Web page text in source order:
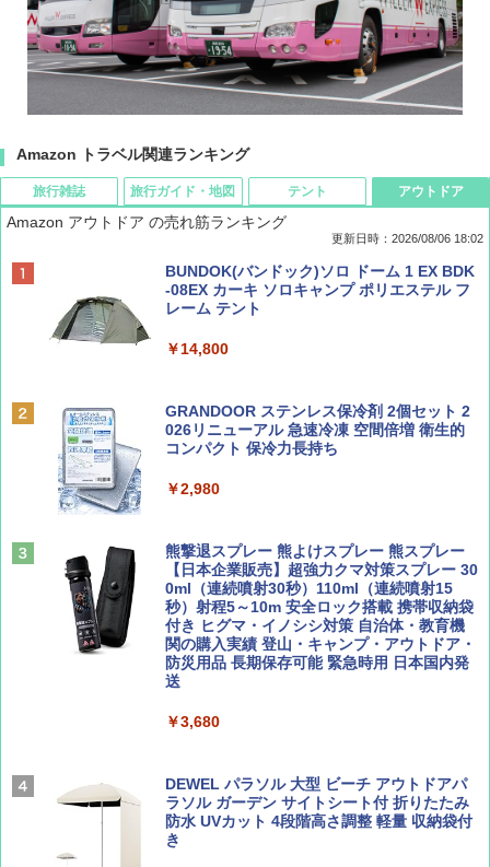
Amazon トラベル関連ランキング
旅行雑誌
ディズニーファン ２０２６年 ９月号 [雑
誌] (ＤＩＳＮＥＹ ＦＡＮ)
Coyote No.89 特集 星野道夫 夢見る旅
￥1,540
山と溪谷 2026年8月号「南アルプス大全」
￥1,540
AIRLINE（エアライン）2026年9月号【特
BE-PAL(ビ-パル) 2026年 9 月号【特別付録:
SOTO ミニマル"旅"財布 ランダム2種】
旅行ガイド・地図
D40 地球の歩き方 チェンマイ タイ北部の魅
力的な町 2026～2027 地球の歩き方D アジア
A09 地球の歩き方 イタリア 2026～2027 地
球の歩き方A ヨーロッパ
A26 地球の歩き方 チェコ ポーランド スロヴ
ァキア 2026～2027 地球の歩き方A ヨーロッ
パ
￥2,277
地球の歩き方 スター・ウォーズ
￥2,695
新しい日本地理 地図・統計・移動から読み
解く (講談社現代新書)
テント
[キャンパーズコレクション 山善] ポップアッ
プテント 傘みたいに広げて畳める パッとサ
ッとサンシェード キューブ フルクローズ メ
&ハイキング カーキ PATC-150(KH)
PYKES PEAK (パイクスピーク) 着替えテン
人用 折りたたみ 防災グッズ 災害用トイレ ビ
￥4,980
ENDLESS BASE 《めざましテレビで紹介》
テント ワンタッチ RENEW 幅200 2-3人用 43
500002(88859)
広げるだけ パッとサッとテント ブラックコ
ーティング フルクローズ メッシュ 3-4人用
簡単設置 ポップアップテント エクルベージ
ュ(BC仕様) PATC-150B(EB)
アウトドア
Amazon アウトドア の売れ筋ランキング
更新日時：2026/08/06 18:02
BUNDOK(バンドック)ソロ ドーム 1 EX BDK
-08EX カーキ ソロキャンプ ポリエステル フ
レーム テント
￥14,800
GRANDOOR ステンレス保冷剤 2個セット 2
026リニューアル 急速冷凍 空間倍増 衛生的
コンパクト 保冷力長持ち
￥2,980
熊撃退スプレー 熊よけスプレー 熊スプレー
【日本企業販売】超強力クマ対策スプレー 30
0ml（連続噴射30秒）110ml（連続噴射15
秒）射程5～10m 安全ロック搭載 携帯収納袋
付き ヒグマ・イノシシ対策 自治体・教育機
関の購入実績 登山・キャンプ・アウトドア・
防災用品 長期保存可能 緊急時用 日本国内発
送
￥3,680
DEWEL パラソル 大型 ビーチ アウトドアパ
ラソル ガーデン サイトシート付 折りたたみ
防水 UVカット 4段階高さ調整 軽量 収納袋付
き